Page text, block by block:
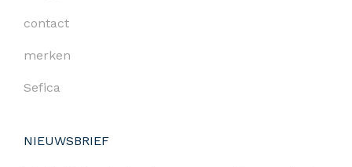
contact
merken
Sefica
NIEUWSBRIEF